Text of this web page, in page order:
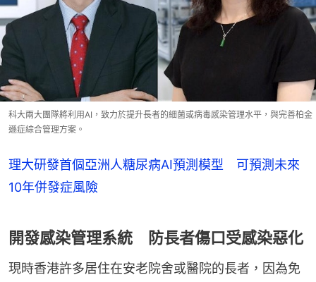
科大兩大團隊將利用AI，致力於提升長者的細菌或病毒感染管理水平，與完善柏金
遜症綜合管理方案。
理大研發首個亞洲人糖尿病AI預測模型 可預測未來
10年併發症風險
開發感染管理系統 防長者傷口受感染惡化
現時香港許多居住在安老院舍或醫院的長者，因為免